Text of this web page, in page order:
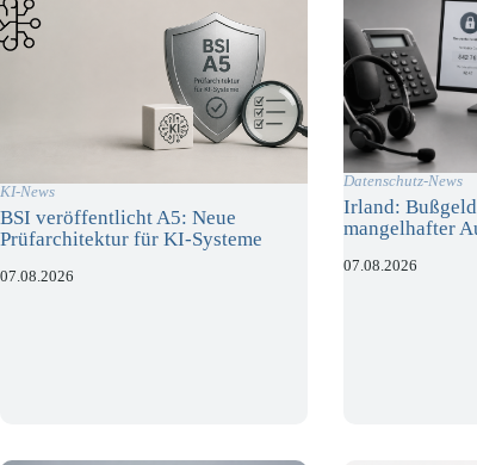
KI-News
BSI veröffentlicht A5: Neue
Prüfarchitektur für KI-Systeme
07.08.2026
Datenschutz-News
Irland:
mangelhafter
07.08.2026